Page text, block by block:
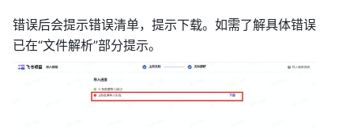
错误后会提示错误清单，提示下载。如需了解具体错误
已在“文件解析”部分提示。